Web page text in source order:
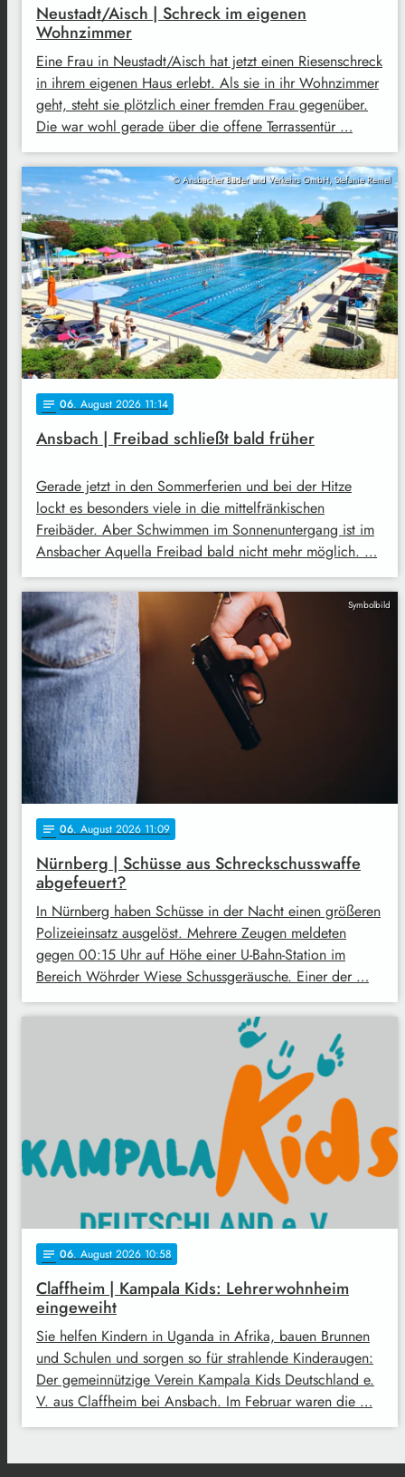
Neustadt/Aisch | Schreck im eigenen
Wohnzimmer
Eine Frau in Neustadt/Aisch hat jetzt einen Riesenschreck
in ihrem eigenen Haus erlebt. Als sie in ihr Wohnzimmer
geht, steht sie plötzlich einer fremden Frau gegenüber.
Die war wohl gerade über die offene Terrassentür …
© Ansbacher Bäder und Verkehrs GmbH, Stefanie Remel
notes 06. August 2026 11:14
Ansbach | Freibad schließt bald früher
Gerade jetzt in den Sommerferien und bei der Hitze
lockt es besonders viele in die mittelfränkischen
Freibäder. Aber Schwimmen im Sonnenuntergang ist im
Ansbacher Aquella Freibad bald nicht mehr möglich. …
Symbolbild
notes 06. August 2026 11:09
Nürnberg | Schüsse aus Schreckschusswaffe
abgefeuert?
In Nürnberg haben Schüsse in der Nacht einen größeren
Polizeieinsatz ausgelöst. Mehrere Zeugen meldeten
gegen 00:15 Uhr auf Höhe einer U-Bahn-Station im
Bereich Wöhrder Wiese Schussgeräusche. Einer der …
notes 06. August 2026 10:58
Claffheim | Kampala Kids: Lehrerwohnheim
eingeweiht
Sie helfen Kindern in Uganda in Afrika, bauen Brunnen
und Schulen und sorgen so für strahlende Kinderaugen:
Der gemeinnützige Verein Kampala Kids Deutschland e.
V. aus Claffheim bei Ansbach. Im Februar waren die …